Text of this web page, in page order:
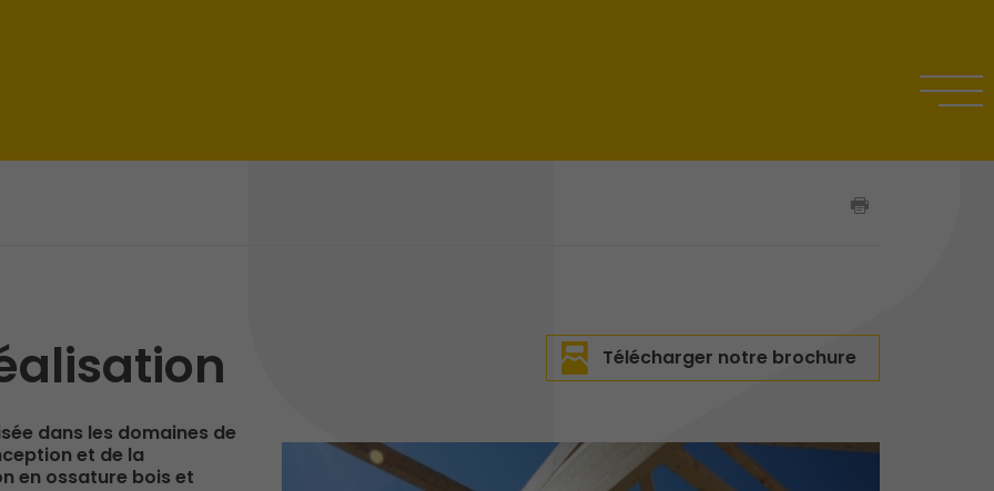
Télécharger notre brochure
dans les domaines de
et de la
en ossature bois et